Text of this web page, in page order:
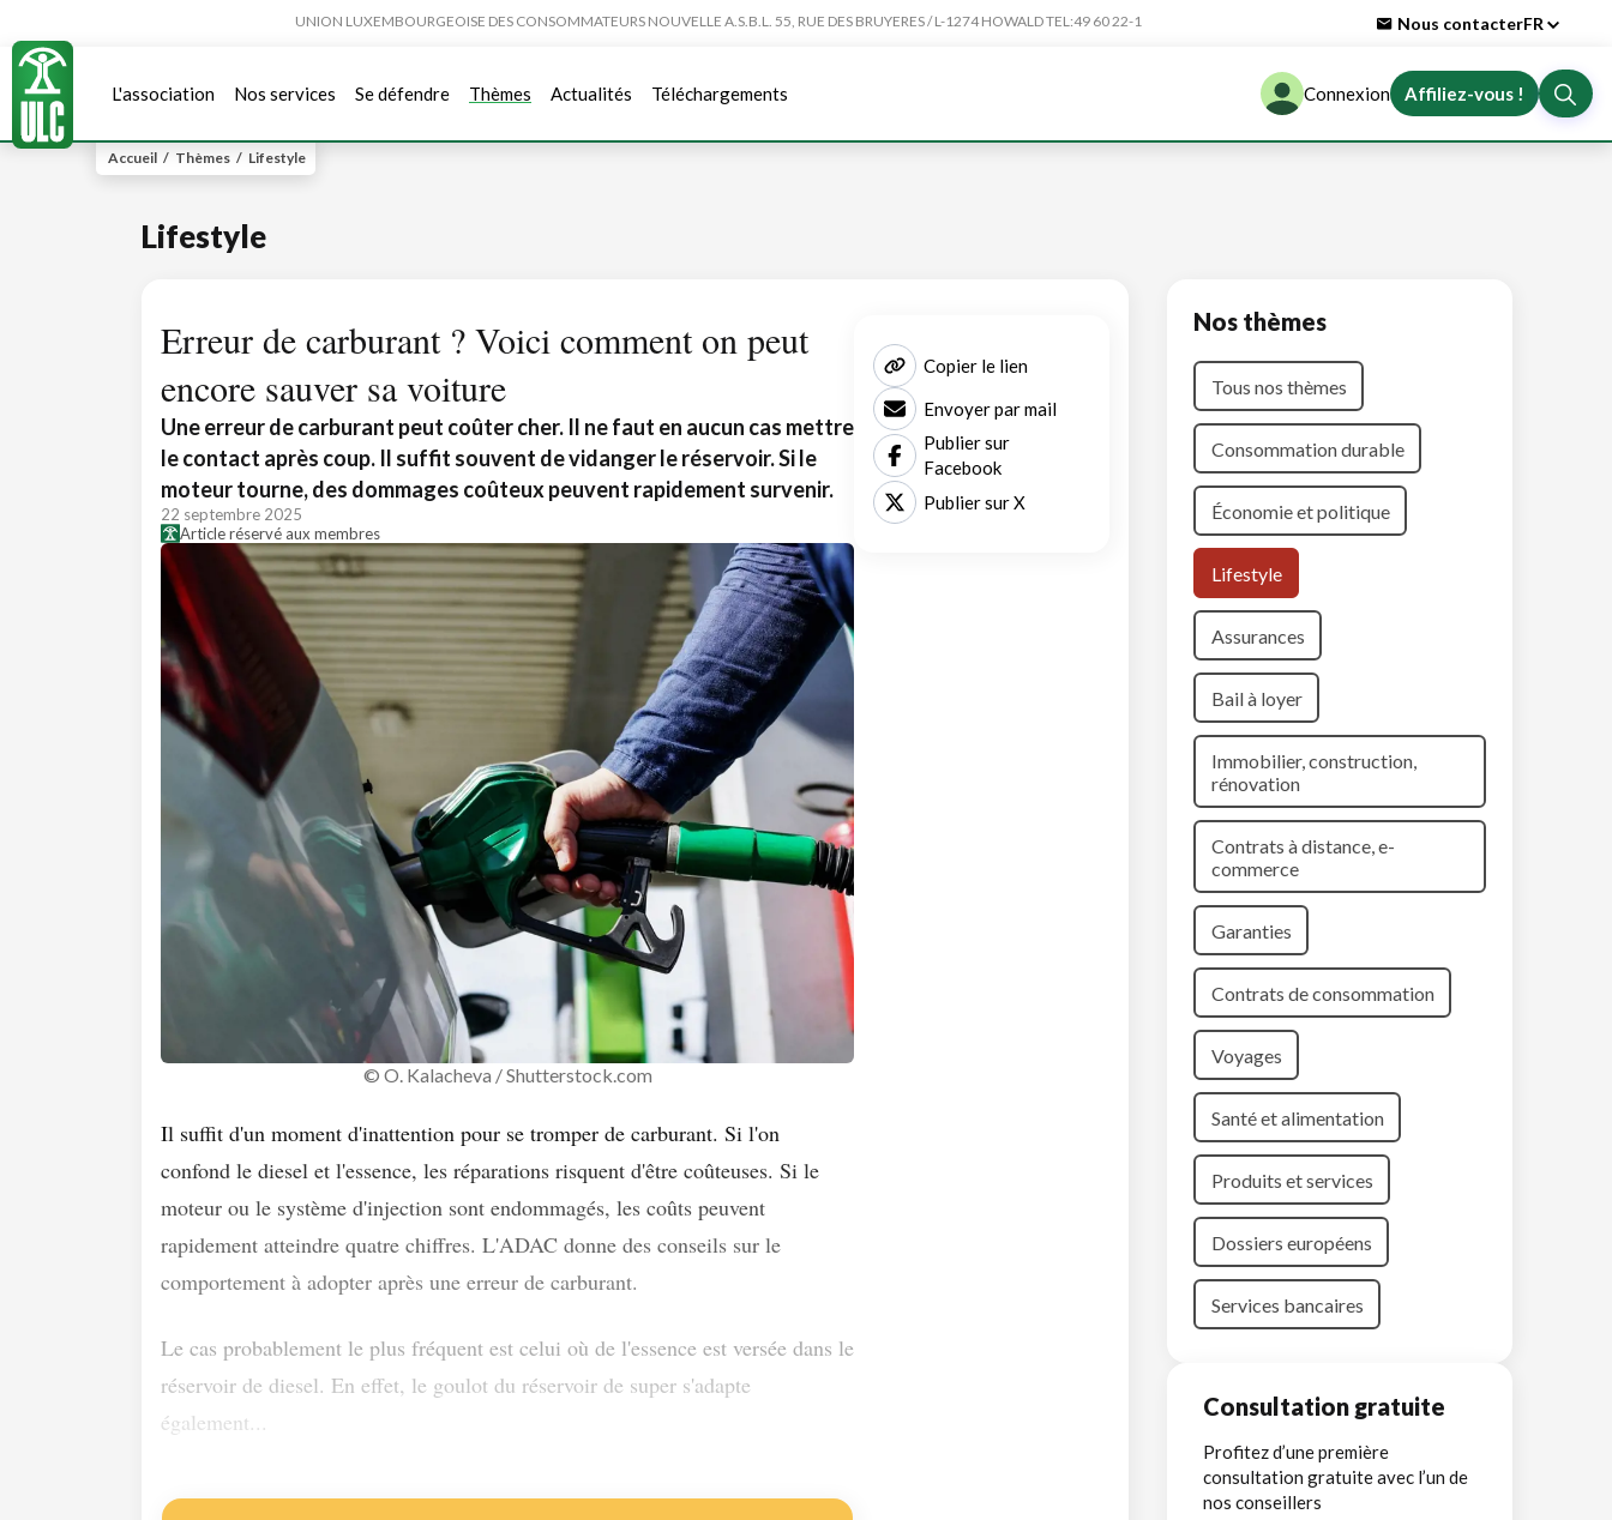
UNION LUXEMBOURGEOISE DES CONSOMMATEURS NOUVELLE A.S.B.L. 55, RUE DES BRUYERES / L-1274 HOWALD TEL:49 60 22-1 Nous contacterFR
L'association Nos services Se défendre Thèmes Actualités Téléchargements Connexion Affiliez-vous !
Accueil / Thèmes / Lifestyle
Lifestyle
Erreur de carburant ? Voici comment on peut
encore sauver sa voiture
Une erreur de carburant peut coûter cher. Il ne faut en aucun cas mettre
le contact après coup. Il suffit souvent de vidanger le réservoir. Si le
moteur tourne, des dommages coûteux peuvent rapidement survenir.
22 septembre 2025
Article réservé aux membres
© O. Kalacheva / Shutterstock.com
Il suffit d'un moment d'inattention pour se tromper de carburant. Si l'on
confond le diesel et l'essence, les réparations risquent d'être coûteuses. Si le
moteur ou le système d'injection sont endommagés, les coûts peuvent
rapidement atteindre quatre chiffres. L'ADAC donne des conseils sur le
comportement à adopter après une erreur de carburant.
Le cas probablement le plus fréquent est celui où de l'essence est versée dans le
réservoir de diesel. En effet, le goulot du réservoir de super s'adapte
également...
Copier le lien
Envoyer par mail
Publier sur
Facebook
Publier sur X
Nos thèmes
Tous nos thèmes
Consommation durable
Économie et politique
Lifestyle
Assurances
Bail à loyer
Immobilier, construction,
rénovation
Contrats à distance, e-
commerce
Garanties
Contrats de consommation
Voyages
Santé et alimentation
Produits et services
Dossiers européens
Services bancaires
Consultation gratuite
Profitez d’une première
consultation gratuite avec l’un de
nos conseillers